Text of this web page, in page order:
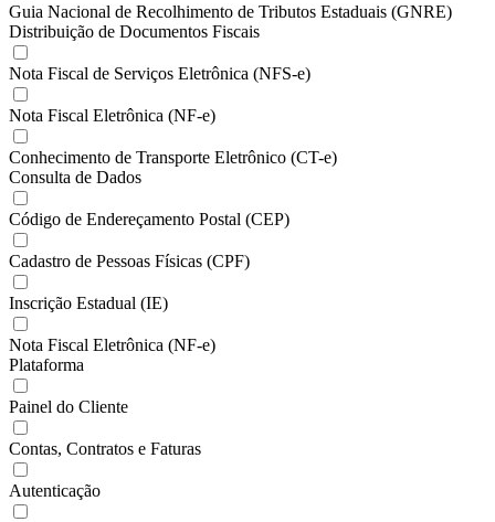
Guia Nacional de Recolhimento de Tributos Estaduais (GNRE)
Distribuição de Documentos Fiscais
Nota Fiscal de Serviços Eletrônica (NFS-e)
Nota Fiscal Eletrônica (NF-e)
Conhecimento de Transporte Eletrônico (CT-e)
Consulta de Dados
Código de Endereçamento Postal (CEP)
Cadastro de Pessoas Físicas (CPF)
Inscrição Estadual (IE)
Nota Fiscal Eletrônica (NF-e)
Plataforma
Painel do Cliente
Contas, Contratos e Faturas
Autenticação